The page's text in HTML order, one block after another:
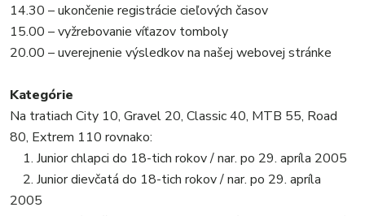
14.30 – ukončenie registrácie cieľových časov
15.00 – vyžrebovanie víťazov tomboly
20.00 – uverejnenie výsledkov na našej webovej stránke
Kategórie
Na tratiach City 10, Gravel 20, Classic 40, MTB 55, Road
80, Extrem 110 rovnako:
1. Junior chlapci do 18-tich rokov / nar. po 29. apríla 2005
2. Junior dievčatá do 18-tich rokov / nar. po 29. apríla
2005